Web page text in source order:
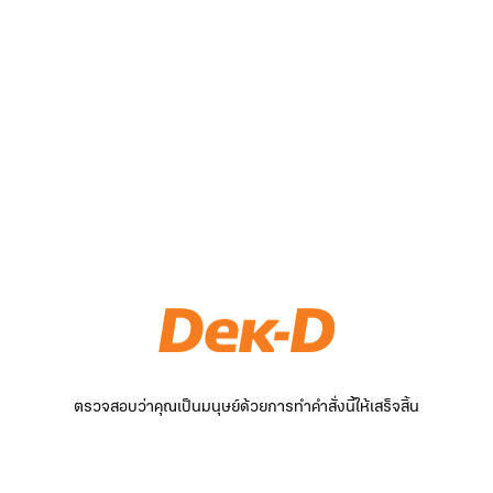
ตรวจสอบว่าคุณเป็นมนุษย์ด้วยการทำคำสั่งนี้ให้เสร็จสิ้น